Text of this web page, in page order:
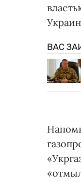
ВАС